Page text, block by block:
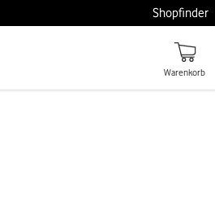
Warenkorb
Shopfinder